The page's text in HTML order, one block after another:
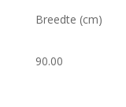
Breedte (cm)
90.00